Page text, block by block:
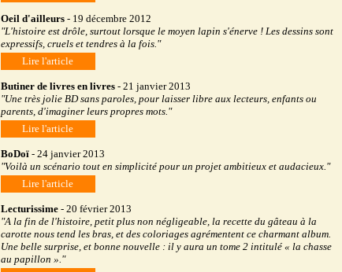
Oeil d'ailleurs- 19 décembre 2012
"L'histoire est drôle, surtout lorsque le moyen lapin s'énerve ! Les dessins sont
expressifs, cruels et tendres à la fois."
Lire l'article
Butiner de livres en livres- 21 janvier 2013
"Une très jolie BD sans paroles, pour laisser libre aux lecteurs, enfants ou
parents, d'imaginer leurs propres mots."
Lire l'article
BoDoï- 24 janvier 2013
"Voilà un scénario tout en simplicité pour un projet ambitieux et audacieux."
Lire l'article
Lecturissime- 20 février 2013
"A la fin de l'histoire, petit plus non négligeable, la recette du gâteau à la
carotte nous tend les bras, et des coloriages agrémentent ce charmant album.
Une belle surprise, et bonne nouvelle : il y aura un tome 2 intitulé « la chasse
au papillon »."